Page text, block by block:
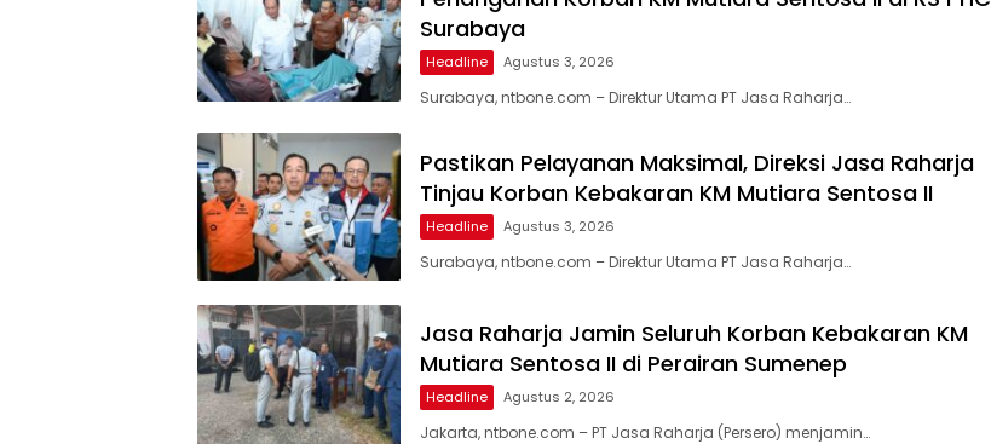
Surabaya
Headline Agustus 3, 2026
Surabaya, ntbone.com – Direktur Utama PT Jasa Raharja…
Pastikan Pelayanan Maksimal, Direksi Jasa Raharja
Tinjau Korban Kebakaran KM Mutiara Sentosa II
Headline Agustus 3, 2026
Surabaya, ntbone.com – Direktur Utama PT Jasa Raharja…
Jasa Raharja Jamin Seluruh Korban Kebakaran KM
Mutiara Sentosa II di Perairan Sumenep
Headline Agustus 2, 2026
Jakarta, ntbone.com – PT Jasa Raharja (Persero) menjamin…